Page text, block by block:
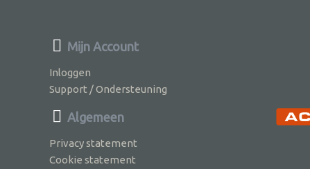
Mijn Account
Inloggen
Support / Ondersteuning
Algemeen
Privacy statement
Cookie statement